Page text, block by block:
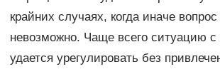
крайних случаях, когда иначе
невозможно. Чаще всего ситуацию с
удается урегулировать без